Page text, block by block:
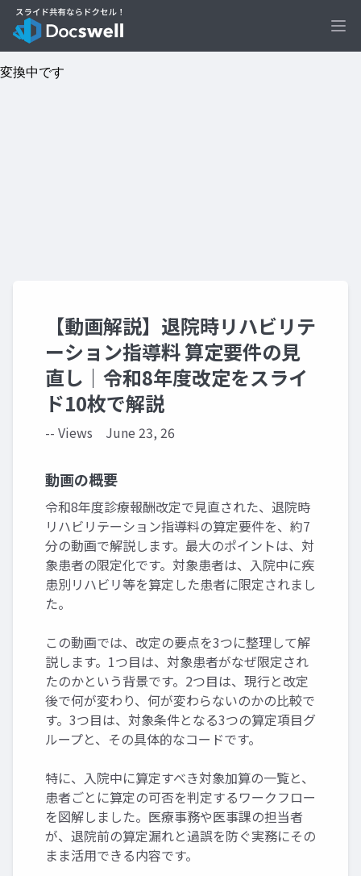
【動画解説】退院時リハビリテ
ーション指導料 算定要件の見
直し｜令和8年度改定をスライ
ド10枚で解説
-- Views June 23, 26
動画の概要
令和8年度診療報酬改定で見直された、退院時
リハビリテーション指導料の算定要件を、約7
分の動画で解説します。最大のポイントは、対
象患者の限定化です。対象患者は、入院中に疾
患別リハビリ等を算定した患者に限定されまし
た。
この動画では、改定の要点を3つに整理して解
説します。1つ目は、対象患者がなぜ限定され
たのかという背景です。2つ目は、現行と改定
後で何が変わり、何が変わらないのかの比較で
す。3つ目は、対象条件となる3つの算定項目グ
ループと、その具体的なコードです。
特に、入院中に算定すべき対象加算の一覧と、
患者ごとに算定の可否を判定するワークフロー
を図解しました。医療事務や医事課の担当者
が、退院前の算定漏れと過誤を防ぐ実務にその
まま活用できる内容です。